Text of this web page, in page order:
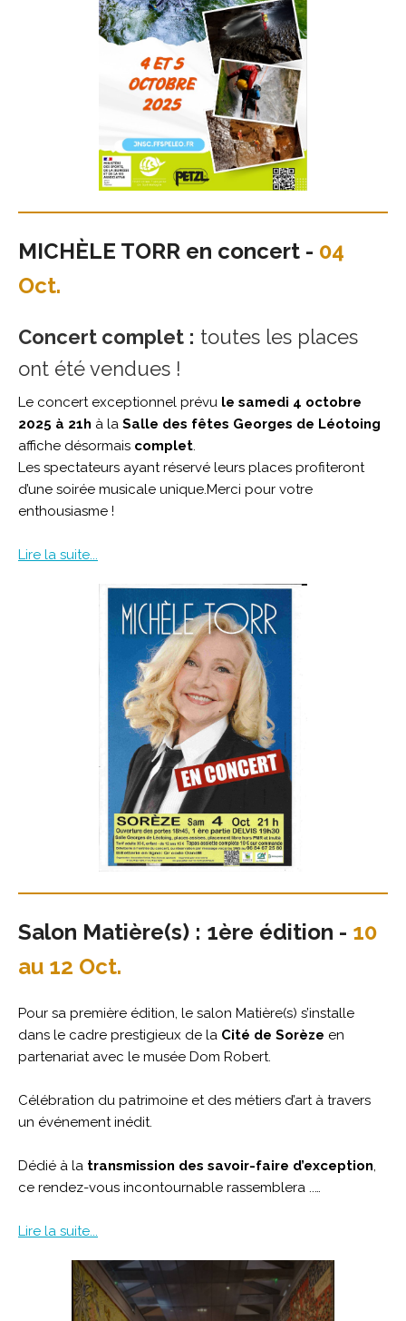
MICHÈLE TORR en concert - 04
Oct.
Concert complet : toutes les places
ont été vendues !
Le concert exceptionnel prévu le samedi 4 octobre
2025 à 21h à la Salle des fêtes Georges de Léotoing
affiche désormais complet
Les spectateurs ayant réservé leurs places profiteront
d’une soirée musicale unique.Merci pour votre
enthousiasme !
Lire la suite...
Salon Matière(s) : 1ère édition - 10
au 12 Oct.
Pour sa première édition, le salon Matière(s) s’installe
dans le cadre prestigieux de la Cité de Sorèze en
partenariat avec le musée Dom Robert.
Célébration du patrimoine et des métiers d’art à travers
un événement inédit.
Dédié à la transmission des savoir-faire d’exception,
ce rendez-vous incontournable rassemblera ..…
Lire la suite...